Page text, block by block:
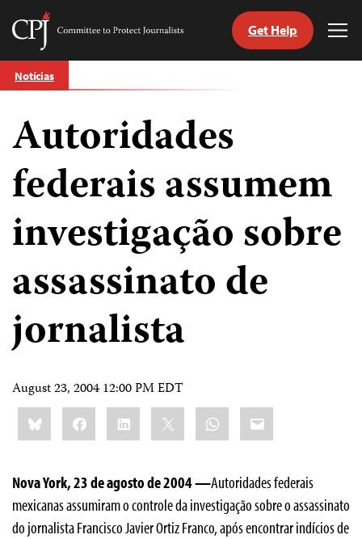
Skip
to
Committee
Journalists
Get Help
Notícias
Autoridades
federais assumem
investigação sobre
assassinato de
jornalista
August 23, 2004 12:00 PM EDT
Share
this:BlueskyFacebookLinkedIn WhatsApp
Email
Nova York, 23 de agosto de 2004 —Autoridades federais
mexicanas assumiram o controle da investigação sobre o assassinato
do jornalista Francisco Javier Ortiz Franco, após encontrar indícios de